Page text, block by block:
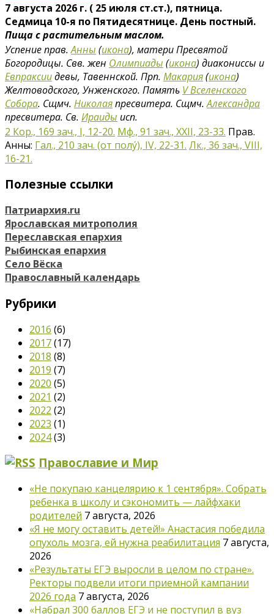
7 августа 2026 г. ( 25 июля ст.ст.), пятница.
Седмица 10-я по Пятидесятнице. День постный.
Пища с растительным маслом.
Успение прав.Анны (икона), матери Пресвятой
Богородицы. Свв. жен Олимпиады (икона) диакониссы и
Евпраксиидевы, Тавеннской. Прп. Макария(икона)
Желтоводского, Унженского. Память V Вселенского
Собора. Сщмч. Николаяпресвитера. Сщмч.Александра
пресвитера. Св. Ираиды исп.
2 Кор., 169 зач., I, 12-20. Мф., 91 зач., XXII, 23-33. Прав.
Анны: Гал., 210 зач. (от полу́), IV, 22-31. Лк., 36 зач., VIII,
16-21.
Полезные ссылки
Патриархия.ru
Ярославская митрополия
Переславская епархия
Рыбинская епархия
Село Вёска
Православный календарь
Рубрики
2016 (6)
2017(17)
2018 (8)
2019 (7)
2020 (5)
2021 (2)
2022 (2)
2023 (1)
2024(3)
Православие и Мир
«Не покупаю канцелярию к 1 сентября». Собрать
ребенка в школу и сэкономить — лайфхаки
родителей 7 августа, 2026
«Я не могу оставить детей!» Анастасия победила
опухоль мозга, ей нужна реабилитация 7 августа,
2026
«Результаты ЕГЭ выросли в целом по стране».
Ректоры подвели итоги приемной кампании
2026 года 7 августа, 2026
«Набрал 300 баллов ЕГЭ и не поступил в вуз